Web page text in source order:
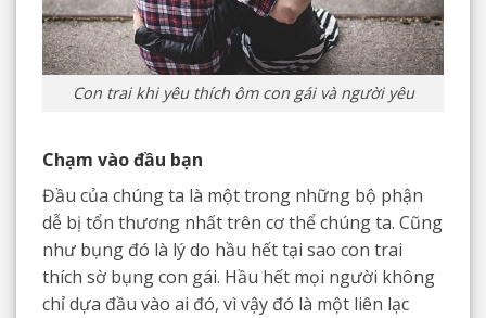
Con trai khi yêu thích ôm con gái và người yêu
Chạm vào đầu bạn
Đầu của chúng ta là một trong những bộ phận
dễ bị tổn thương nhất trên cơ thể chúng ta. Cũng
như bụng đó là lý do hầu hết tại sao con trai
thích sờ bụng con gái. Hầu hết mọi người không
chỉ dựa đầu vào ai đó, vì vậy đó là một liên lạc